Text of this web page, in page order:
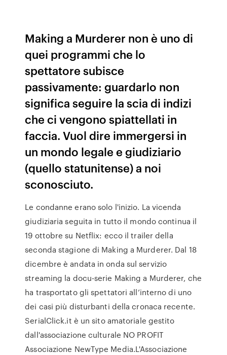
Making a Murderer non è uno di
quei programmi che lo
spettatore subisce
passivamente: guardarlo non
significa seguire la scia di indizi
che ci vengono spiattellati in
faccia. Vuol dire immergersi in
un mondo legale e giudiziario
(quello statunitense) a noi
sconosciuto.
Le condanne erano solo l'inizio. La vicenda
giudiziaria seguita in tutto il mondo continua il
19 ottobre su Netflix: ecco il trailer della
seconda stagione di Making a Murderer. Dal 18
dicembre è andata in onda sul servizio
streaming la docu-serie Making a Murderer, che
ha trasportato gli spettatori all’interno di uno
dei casi più disturbanti della cronaca recente.
SerialClick.it è un sito amatoriale gestito
dall'associazione culturale NO PROFIT
Associazione NewType Media.L'Associazione